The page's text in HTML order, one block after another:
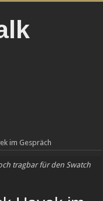
2026 Rekordverkaufserfolg
unter Sammlern
im Gespräch
tragbar für den Swatch